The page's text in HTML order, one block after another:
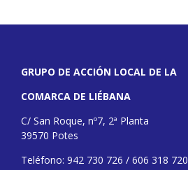
GRUPO DE ACCIÓN LOCAL DE LA
COMARCA DE LIÉBANA
C/ San Roque, nº7, 2ª Planta
39570 Potes
Teléfono: 942 730 726 / 606 318 720